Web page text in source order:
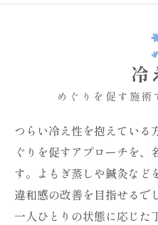
冷
めぐりを促す施術
つらい冷え性を抱えている
ぐりを促すアプローチを、
す。よもぎ蒸しや鍼灸など
違和感の改善を目指せるで
一人ひとりの状態に応じた